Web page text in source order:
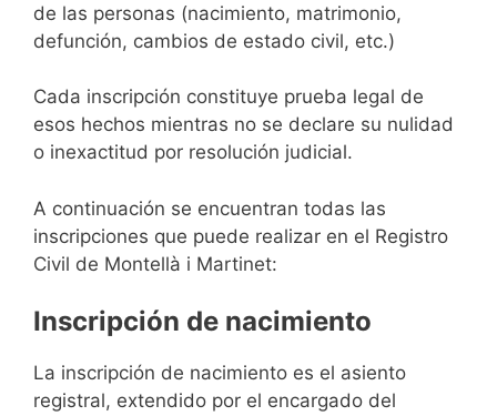
de las personas (nacimiento, matrimonio,
defunción, cambios de estado civil, etc.)
Cada inscripción constituye prueba legal de
esos hechos mientras no se declare su nulidad
o inexactitud por resolución judicial.
A continuación se encuentran todas las
inscripciones que puede realizar en el Registro
Civil de Montellà i Martinet:
Inscripción de nacimiento
La inscripción de nacimiento es el asiento
registral, extendido por el encargado del